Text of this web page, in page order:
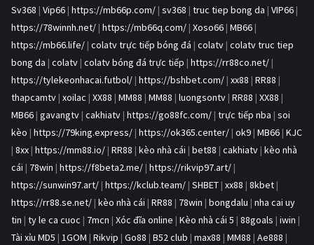
Sv368 | Vip66 | https://mb66p.com/ | sv368 | truc tiep bong da | VIP66 |
https://78winnh.net/ | https://mb66q.com/ | Xoso66 | MB66 |
https://mb66.life/ | colatv trực tiếp bóng đá | colatv | colatv truc tiep
bong da | colatv | colatv bóng đá trực tiếp | https://rr88co.net/ |
https://tylekeonhacai.futbol/ | https://bshbet.com/ | xx88 | RR88 |
thapcamtv | xoilac | XX88 | MM88 | MM88 | luongsontv | RR88 | XX88 |
MB66 | gavangtv | cakhiatv | https://go88fc.com/ | trực tiếp nba | soi
kèo | https://79king.express/ | https://ok365.center/ | ok9 | MB66 | KJC
| 8xx | https://mm88.io/ | RR88 | kèo nhà cái | bet88 | cakhiatv | kèo nhà
cái | 78win | https://f8beta2.me/ | https://rikvip97.art/ |
https://sunwin97.art/ | https://kclub.team/ | SHBET | xx88 | 8kbet |
https://rr88.se.net/ | kèo nhà cái | RR88 | 78win | bongdalu | nha cai uy
tin | ty le ca cuoc | 7mcn | Xóc đĩa online | Kèo nhà cái 5 | 88goals | iwin |
Tài xỉu MD5 | 1GOM | Rikvip | Go88 | B52 club | max88 | MM88 | Ae888 |